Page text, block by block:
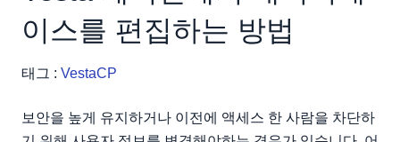
이스를 편집하는 방법
태그 : VestaCP
보안을 높게 유지하거나 이전에 액세스 한 사람을 차단하